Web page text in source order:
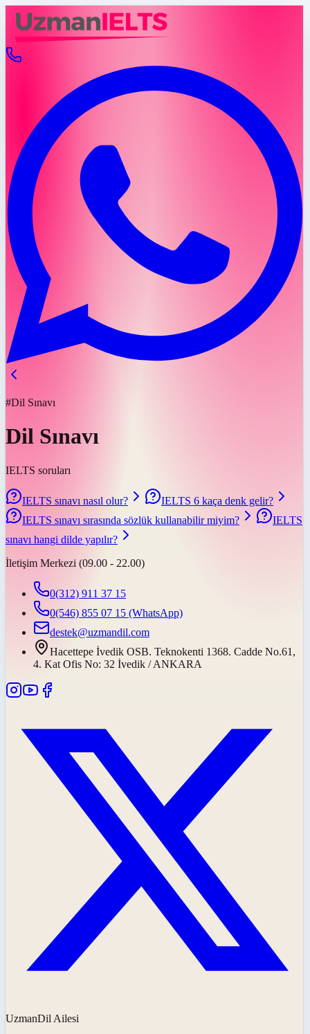
#Dil Sınavı
Dil Sınavı
IELTS soruları
IELTS sınavı nasıl olur?
IELTS 6 kaça denk gelir?
IELTS sınavı sırasında sözlük kullanabilir miyim?
IELTS
sınavı hangi dilde yapılır?
İletişim Merkezi (09.00 - 22.00)
0(312) 911 37 15
0(546) 855 07 15 (WhatsApp)
destek@uzmandil.com
Hacettepe İvedik OSB. Teknokenti 1368. Cadde No.61,
4. Kat Ofis No: 32 İvedik / ANKARA
UzmanDil Ailesi